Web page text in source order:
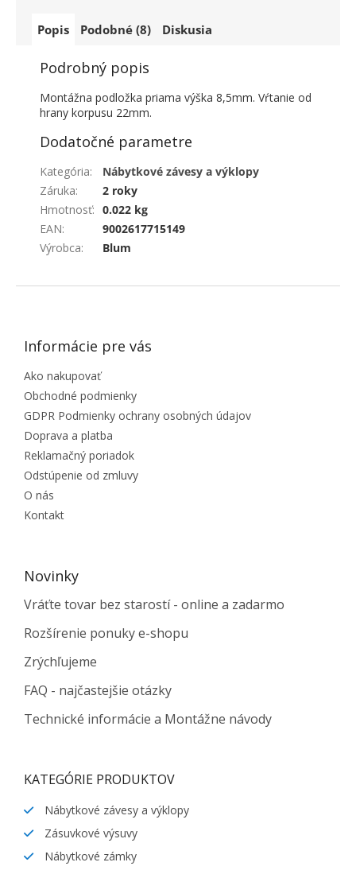
Popis Podobné (8) Diskusia
Podrobný popis
Montážna podložka priama výška 8,5mm. Vŕtanie od
hrany korpusu 22mm.
Dodatočné parametre
Kategória:
Nábytkové závesy a výklopy
Záruka:
2 roky
Hmotnosť: 0.022 kg
EAN:
9002617715149
Výrobca: Blum
ZÁPÄTIE
Informácie pre vás
Ako nakupovať
Obchodné podmienky
GDPR Podmienky ochrany osobných údajov
Doprava a platba
Reklamačný poriadok
Odstúpenie od zmluvy
O nás
Kontakt
Novinky
Vráťte tovar bez starostí - online a zadarmo
Rozšírenie ponuky e-shopu
Zrýchľujeme
FAQ - najčastejšie otázky
Technické informácie a Montážne návody
KATEGÓRIE PRODUKTOV
Nábytkové závesy a výklopy
Zásuvkové výsuvy
Nábytkové zámky